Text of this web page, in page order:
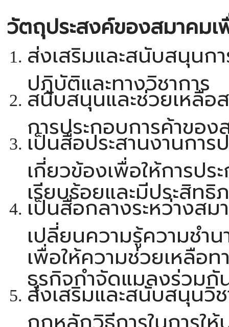
วัตถุประสงค์ของสมาคม
ส่งเสริมและสนับสนุนก
ปฎิบัติและทางวิชาการ
สนับสนุนและช่วยเหลือ
การประกอบการค้าของ
เป็นสื่อประสานงานกา
เกี่ยวข้องเพื่อให้การปร
เรียบร้อยและมีประสิท
เป็นสื่อกลางระหว่างส
เปลี่ยนความรู้ความชำ
เพื่อให้ความช่วยเหลือท
ธุรกิจกําจัดแมลงร่วมกั
ส่งเสริมและสนับสนุนวิ
ถูกหลักวิธีการในการให้